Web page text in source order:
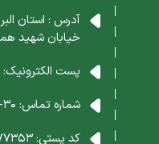
خیابان شهید
پست الکترونیک:
شماره تماس: 30-02636710929
کد پستی: